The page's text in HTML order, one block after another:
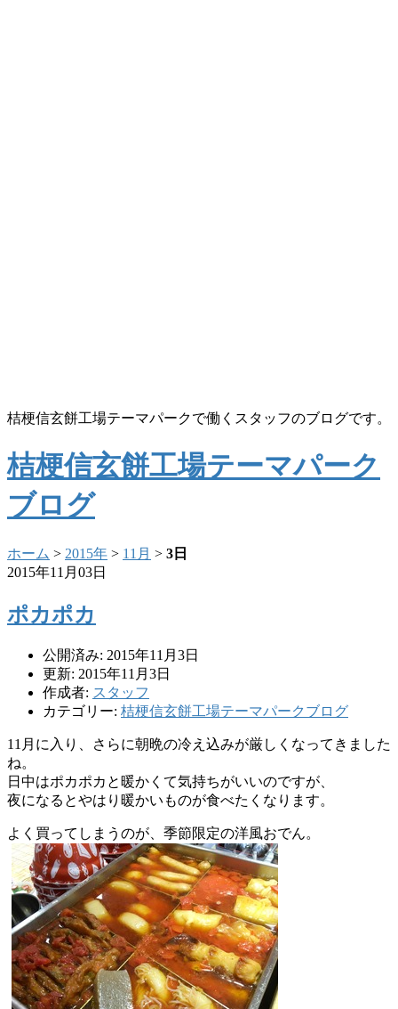
桔梗信玄餅工場テーマパークで働くスタッフのブログです。
桔梗信玄餅工場テーマパーク
ブログ
ホーム > 2015年 > 11月 > 3日
2015年11月03日
ポカポカ
公開済み: 2015年11月3日
更新: 2015年11月3日
作成者: スタッフ
カテゴリー: 桔梗信玄餅工場テーマパークブログ
11月に入り、さらに朝晩の冷え込みが厳しくなってきました
ね。
日中はポカポカと暖かくて気持ちがいいのですが、
夜になるとやはり暖かいものが食べたくなります。
よく買ってしまうのが、季節限定の洋風おでん。